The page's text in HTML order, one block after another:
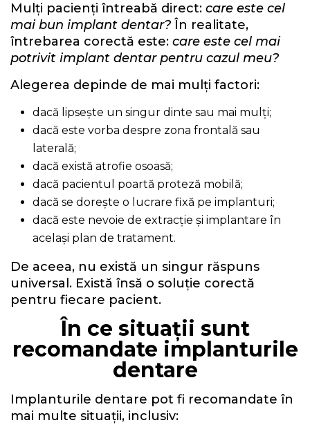
Mulți pacienți întreabă direct: care este cel
mai bun implant dentar? În realitate,
întrebarea corectă este: care este cel mai
potrivit implant dentar pentru cazul meu?
Alegerea depinde de mai mulți factori:
dacă lipsește un singur dinte sau mai mulți;
dacă este vorba despre zona frontală sau
laterală;
dacă există atrofie osoasă;
dacă pacientul poartă proteză mobilă;
dacă se dorește o lucrare fixă pe implanturi;
dacă este nevoie de extracție și implantare în
același plan de tratament.
De aceea, nu există un singur răspuns
universal. Există însă o soluție corectă
pentru fiecare pacient.
În ce situații sunt
recomandate implanturile
dentare
Implanturile dentare pot fi recomandate în
mai multe situații, inclusiv: